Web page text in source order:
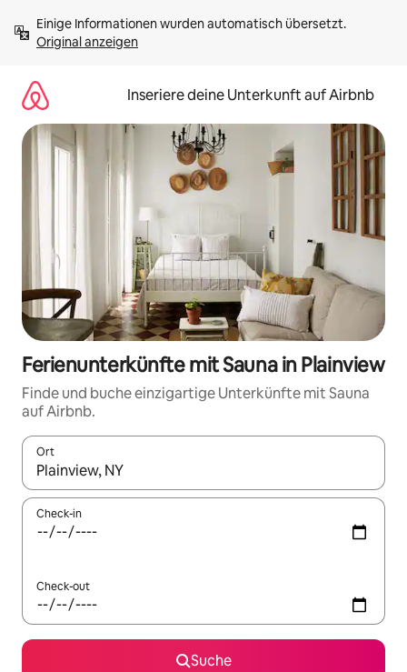
Inhalten
springenOriginal anzeigen
Inseriere deine Unterkunft auf Airbnb
Ferienunterkünfte mit Sauna in Plainview
Finde und buche einzigartige Unterkünfte mit Sauna
auf Airbnb.
Ort
Wenn Ergebnisse verfügbar sind, navigiere mit den
Check-in
Check-out
Suche